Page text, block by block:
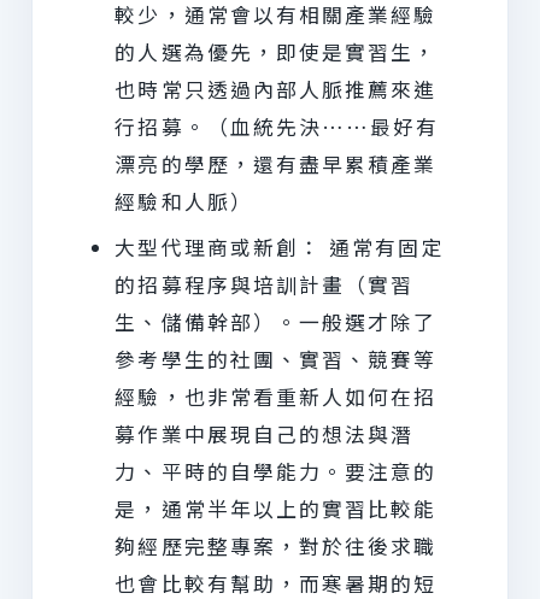
較少，通常會以有相關產業經驗
的人選為優先，即使是實習生，
也時常只透過內部人脈推薦來進
行招募。（血統先決……最好有
漂亮的學歷，還有盡早累積產業
經驗和人脈）
大型代理商或新創： 通常有固定
的招募程序與培訓計畫（實習
生、儲備幹部）。一般選才除了
參考學生的社團、實習、競賽等
經驗，也非常看重新人如何在招
募作業中展現自己的想法與潛
力、平時的自學能力。要注意的
是，通常半年以上的實習比較能
夠經歷完整專案，對於往後求職
也會比較有幫助，而寒暑期的短